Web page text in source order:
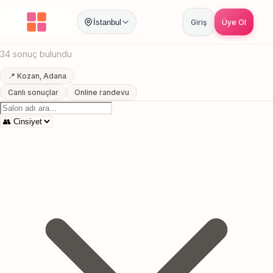
İstanbul Giriş Üye Ol
Anasayfa / Adana Kozan Tirnak Bakimi
Kozan, Adana Tirnak Bakimi
34 sonuç bulundu
📍 Kozan, Adana
Canlı sonuçlar
Online randevu